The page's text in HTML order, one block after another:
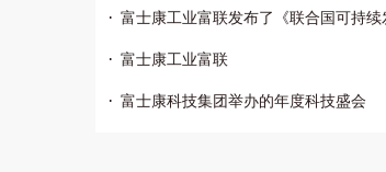
富士康工业富联
富士康科技集团举办的年度科技盛会